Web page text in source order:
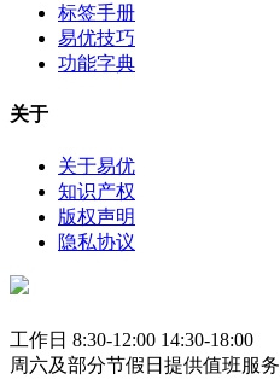
标签手册
易优技巧
功能字典
关于
关于易优
知识产权
版权声明
隐私协议
工作日 8:30-12:00 14:30-18:00
周六及部分节假日提供值班服务